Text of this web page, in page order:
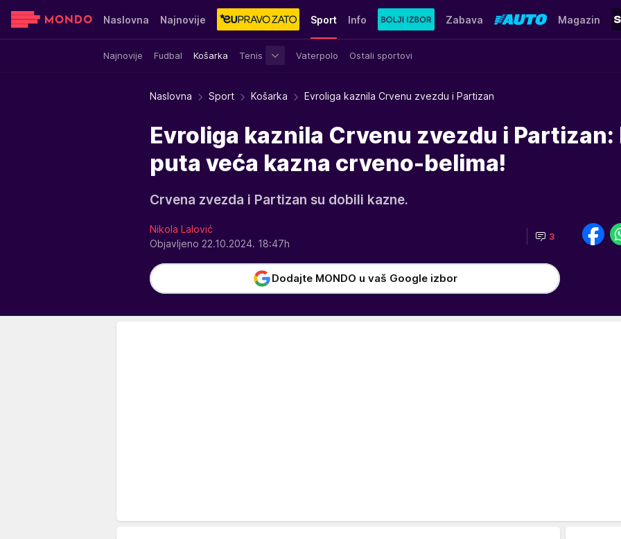
Naslovna Najnovije Sport
Najnovije Fudbal Košarka Tenis Vaterpolo Ostali sportovi
Info Zabava Magazin
Sensa Stvar ukusa Yumama
Naslovna Sport Košarka Evroliga kaznila Crvenu zvezdu i Partizan
Evroliga kaznila Crvenu zvezdu i Partizan:
puta veća kazna crveno-belima!
Crvena zvezda i Partizan su dobili kazne.
Nikola Lalović
Objavljeno 22.10.2024. 18:47h
3
Dodajte MONDO u vaš Google izbor